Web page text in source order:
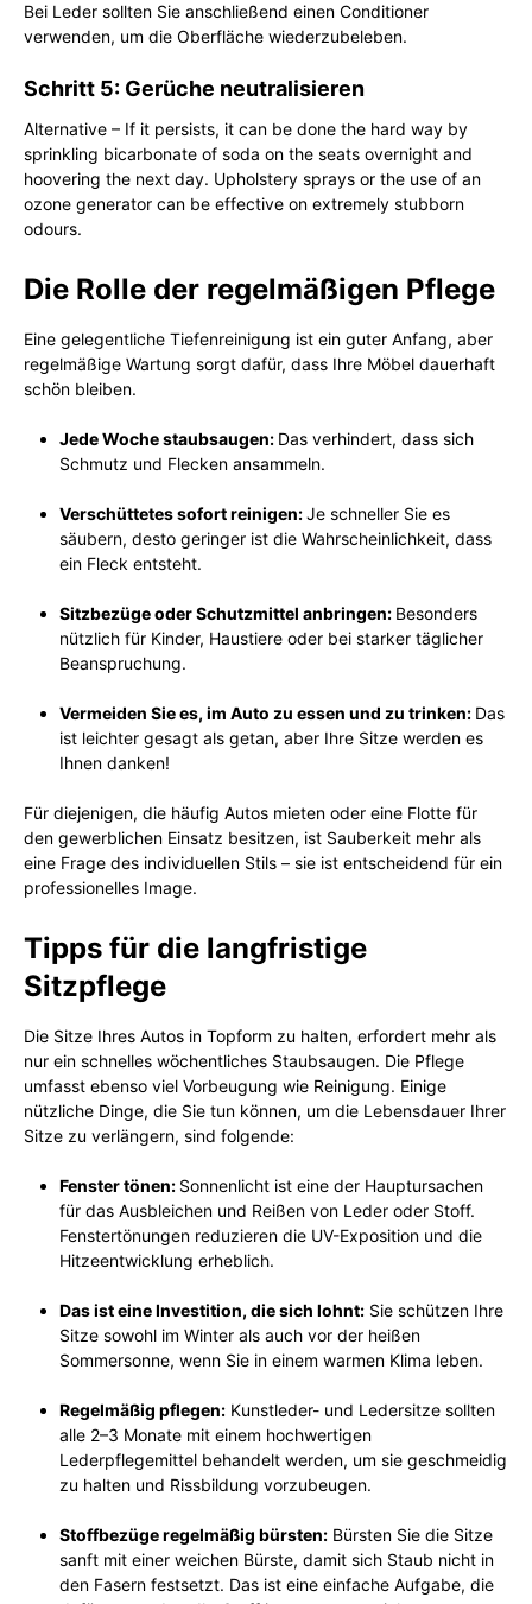
Bei Leder sollten Sie anschließend einen Conditioner
verwenden, um die Oberfläche wiederzubeleben.
Schritt 5: Gerüche neutralisieren
Alternative – If it persists, it can be done the hard way by
sprinkling bicarbonate of soda on the seats overnight and
hoovering the next day. Upholstery sprays or the use of an
ozone generator can be effective on extremely stubborn
odours.
Die Rolle der regelmäßigen Pflege
Eine gelegentliche Tiefenreinigung ist ein guter Anfang, aber
regelmäßige Wartung sorgt dafür, dass Ihre Möbel dauerhaft
schön bleiben.
Jede Woche staubsaugen: Das verhindert, dass sich
Schmutz und Flecken ansammeln.
Verschüttetes sofort reinigen:Je schneller Sie es
säubern, desto geringer ist die Wahrscheinlichkeit, dass
ein Fleck entsteht.
Sitzbezüge oder Schutzmittel anbringen: Besonders
nützlich für Kinder, Haustiere oder bei starker täglicher
Beanspruchung.
Vermeiden Sie es, im Auto zu essen und zu trinken: Das
ist leichter gesagt als getan, aber Ihre Sitze werden es
Ihnen danken!
Für diejenigen, die häufig Autos mieten oder eine Flotte für
den gewerblichen Einsatz besitzen, ist Sauberkeit mehr als
eine Frage des individuellen Stils – sie ist entscheidend für ein
professionelles Image.
Tipps für die langfristige
Sitzpflege
Die Sitze Ihres Autos in Topform zu halten, erfordert mehr als
nur ein schnelles wöchentliches Staubsaugen. Die Pflege
umfasst ebenso viel Vorbeugung wie Reinigung. Einige
nützliche Dinge, die Sie tun können, um die Lebensdauer Ihrer
Sitze zu verlängern, sind folgende:
Fenster tönen: Sonnenlicht ist eine der Hauptursachen
für das Ausbleichen und Reißen von Leder oder Stoff.
Fenstertönungen reduzieren die UV-Exposition und die
Hitzeentwicklung erheblich.
Das ist eine Investition, die sich lohnt: Sie schützen Ihre
Sitze sowohl im Winter als auch vor der heißen
Sommersonne, wenn Sie in einem warmen Klima leben.
Regelmäßig pflegen: Kunstleder- und Ledersitze sollten
alle 2–3 Monate mit einem hochwertigen
Lederpflegemittel behandelt werden, um sie geschmeidig
zu halten und Rissbildung vorzubeugen.
Stoffbezüge regelmäßig bürsten: Bürsten Sie die Sitze
sanft mit einer weichen Bürste, damit sich Staub nicht in
den Fasern festsetzt. Das ist eine einfache Aufgabe, die